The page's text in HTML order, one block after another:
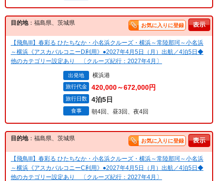
目的地：福島県、茨城県 お気に入りに登録
【飛鳥III】春彩る ひたちなか・小名浜クルーズ・横浜～常陸那珂～小名浜
～横浜《アスカバルコニーD利用》●2027年4月5日（月）出航／4泊5日◆
他のカテゴリー設定あり 〔クルーズ紀行：2027年4月〕
出発地 横浜港
旅行代金 420,000～672,000円
旅行日数 4泊5日
食事 朝4回、昼3回、夜4回
目的地：福島県、茨城県 お気に入りに登録
【飛鳥III】春彩る ひたちなか・小名浜クルーズ・横浜～常陸那珂～小名浜
～横浜《アスカバルコニーC利用》●2027年4月5日（月）出航／4泊5日◆
他のカテゴリー設定あり 〔クルーズ紀行：2027年4月〕